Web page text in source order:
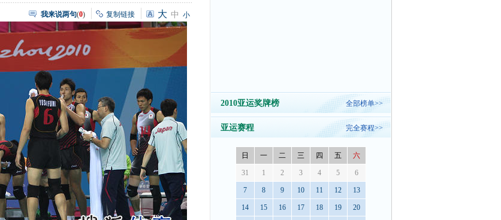
我来说两句(0) 复制链接 大 中 小
2010亚运奖牌榜 全部榜单>>
亚运赛程 完全赛程>>
日 一 二 三 四 五 六
31 1 2 3 4 5 6
7 8 9 10 11 12 13
14 15 16 17 18 19 20